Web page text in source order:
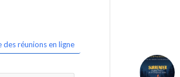
des réunions en ligne